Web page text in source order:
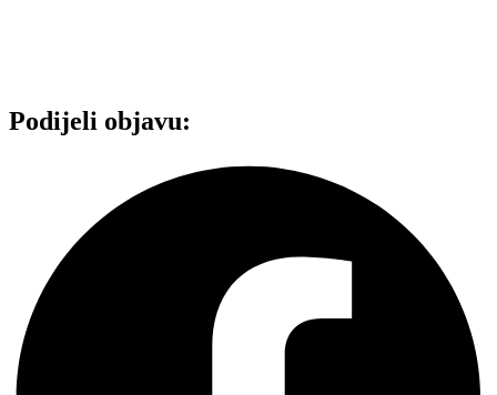
Podijeli objavu: